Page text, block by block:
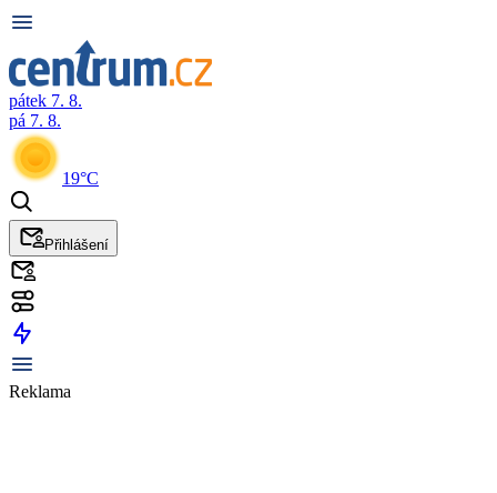
pátek 7. 8.
pá 7. 8.
19°C
Přihlášení
Reklama